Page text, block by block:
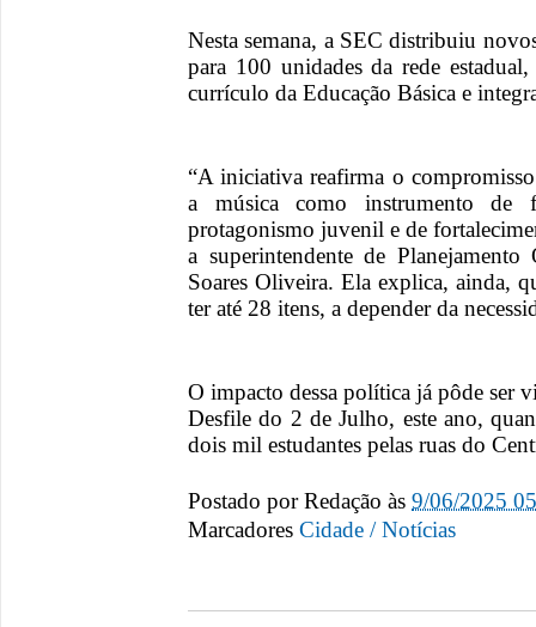
Nesta semana, a SEC distribuiu
para 100 unidades da rede
currículo da Educação Básica e
“A iniciativa reafirma o
a música como instrumento de
protagonismo juvenil e de
a superintendente de
Soares Oliveira. Ela explica, ainda,
ter até 28 itens, a depender da
O impacto dessa política já pôde ser
Desfile do 2 de Julho, este ano,
dois mil estudantes pelas ruas do
Postado porRedação às 9/06/2025
Marcadores Cidade / Notícias